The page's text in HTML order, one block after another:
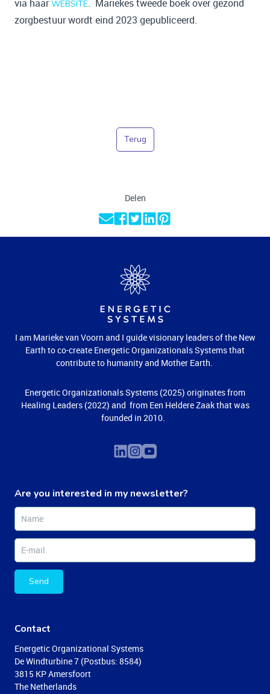
via haarWEBSITE. Mariekes tweede boek over gezond
zorgbestuur wordt eind 2023 gepubliceerd.
Terug
Delen
I am Marieke van Voorn and I guide visionary leaders of the New
Earth to co-create Energetic Organizationals Systems that
contribute to humanity and Mother Earth.
Energetic Organizationals Systems (2025) originates from
Healing Leaders (2022) and from Een Heldere Zaak that was
founded in 2010.
Are you interested in my newsletter?
Send
Contact
Energetic Organizational Systems
De Windturbine 7 (Postbus: 8584)
3815 KP Amersfoort
The Netherlands